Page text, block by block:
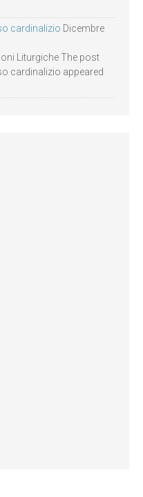
cardinalizio Dicembre
Liturgiche The post
cardinalizio appeared